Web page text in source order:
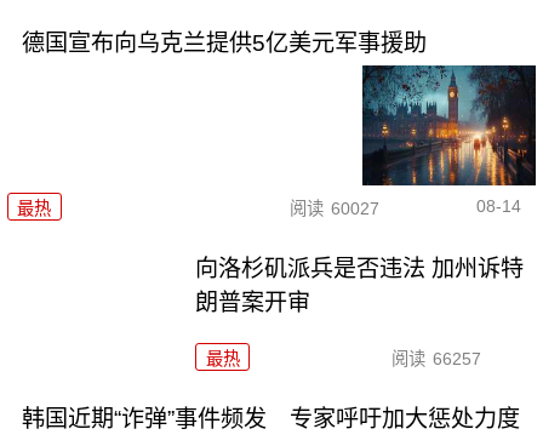
德国宣布向乌克兰提供5亿美元军事援助
最热 阅读 60027 08-14
向洛杉矶派兵是否违法 加州诉特
朗普案开审
最热 阅读 66257
韩国近期“诈弹”事件频发 专家呼吁加大惩处力度